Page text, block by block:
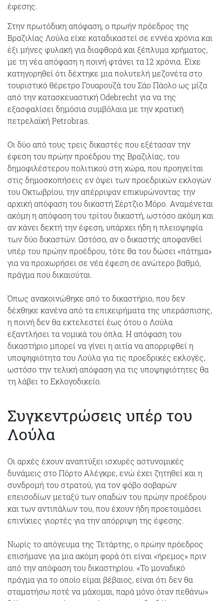
έφεσης.
Στην πρωτόδικη απόφαση, ο πρωήν πρόεδρος της
Βραζιλίας Λούλα είχε καταδικαστεί σε εννέα χρόνια και
έξι μήνες φυλακή για διαφθορά και ξέπλυμα χρήματος,
με τη νέα απόφαση η ποινή φτάνει τα 12 χρόνια. Είχε
κατηγορηθεί ότι δέχτηκε μια πολυτελή μεζονέτα στο
τουριστικό θέρετρο Γουαρουζά του Σάο Πάολο ως μίζα
από την κατασκευαστική Odebrecht για να της
εξασφαλίσει δημόσια συμβόλαια με την κρατική
πετρελαϊκή Petrobras.
Οι δύο από τους τρεις δικαστές που εξέτασαν την
έφεση του πρώην προέδρου της Βραζιλίας, του
δημοφιλέστερου πολιτικού στη χώρα, που προηγείται
στις δημοσκοπήσεις εν όψει των προεδρικών εκλογών
του Οκτωβρίου, την απέρριψαν επικυρώνοντας την
αρχική απόφαση του δικαστή Σέρτζιο Μόρο. Αναμένεται
ακόμη η απόφαση του τρίτου δικαστή, ωστόσο ακόμη και
αν κάνει δεκτή την έφεση, υπάρχει ήδη η πλειοψηφία
των δύο δικαστών. Ωστόσο, αν ο δικαστής αποφανθεί
υπέρ του πρώην προέδρου, τότε θα του δώσει «πάτημα»
για να προχωρήσει σε νέα έφεση σε ανώτερο βαθμό,
πράγμα που δικαιούται.
Όπως ανακοινώθηκε από το δικαστήριο, που δεν
δέχθηκε κανένα από τα επιχειρήματα της υπεράσπισης,
η ποινή δεν θα εκτελεστεί έως ότου ο Λούλα
εξαντλήσει τα νομικά του όπλα. Η απόφαση του
δικαστήριο μπορεί να γίνει η αιτία να απορριφθεί η
υποψηφιότητα του Λούλα για τις προεδρικές εκλογές,
ωστόσο την τελική απόφαση για τις υποψηφιότητες θα
τη λάβει το Εκλογοδικείο.
Συγκεντρώσεις υπέρ του
Λούλα
Οι αρχές έχουν αναπτύξει ισχυρές αστυνομικές
δυνάμεις στο Πόρτο Αλέγκρε, ενώ έχει ζητηθεί και η
συνδρομή του στρατού, για τον φόβο σοβαρών
επεισοδίων μεταξύ των οπαδών του πρώην προέδρου
και των αντιπάλων του, που έχουν ήδη προετοιμάσει
επινίκιες γιορτές για την απόρριψη της έφεσης.
Νωρίς το απόγευμα της Τετάρτης, ο πρώην πρόεδρος
επισήμανε για μια ακόμη φορά ότι είναι «ήρεμος» πριν
από την απόφαση του δικαστηρίου. «Το μοναδικό
πράγμα για το οποίο είμαι βέβαιος, είναι ότι δεν θα
σταματήσω ποτέ να μάχομαι, παρά μόνο όταν πεθάνω»